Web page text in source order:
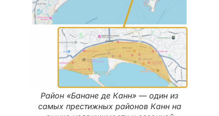
Район «Банане де Канн» — один из
самых престижных районов Канн на